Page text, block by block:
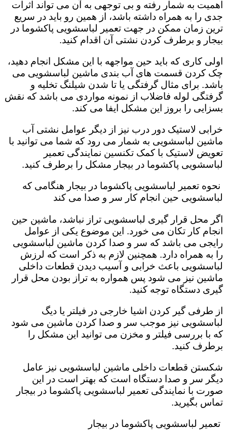
اهمیت به شمار رفته و بی توجهی به آن می تواند اثرات
جدی را به همراه داشته باشد، از همین رو باید در سریع
ترین زمان ممکن در جهت تعمیر لباسشویی پاکشوما در
بیجار و برطرف کردن نشتی آن اقدام کنید.
اولی کاری که باید حین مواجهه با این مشکل انجام دهید،
چک کردن قسمت های آب بندی ماشین لباسشویی می
باشد. برای مثال گرفتگی یا تا شدن شیلنگ تخلیه و
گرفتگی لوله فاضلاب از نمونه مواردی می باشد که نقش
بسزایی را بروز این مشکل ایفا می کند‌‌.
خرابی لاستیک دور درب نیز از دیگر عوامل نشتی آب
ماشین لباسشویی به شمار می رود که شما می توانید با
تعویض لاستیک با کمک تکنسین نمایندگی تعمیر
لباسشویی پاکشوما در بیجار مشکل را برطرف کنید.
نحوه تعمیر لباسشویی پاکشوما در بیجار هنگامی که
لباسشویی حین انجام کار سر و صدا می کند
اگر محل قرار گیری لباسشویی تراز نباشد، ماشین حین
انجام کار تکان می خورد‌. این موضوع یکی از عوامل
رایجی می باشد که سر و صدا کردن ماشین لباسشویی
را به همراه دارد. همچنین لازم به ذکر است که لرزش
لباسشویی باعث خرابی و آسیب دیدن قطعات داخلی
ماشین نیز می شود پس همواره به تراز بودن محل قرار
گیری دستگاه توجه کنید.
از طرفی گیر کردن اشیا خارجی در فیلتر یا دیگ
لباسشویی نیز موجب سر و صدا کردن ماشین می شود
که با بررسی فیلتر و مخزن می توانید این مشکل را
برطرف کنید.
شکستن قطعات داخلی ماشین لباسشویی نیز عامل
دیگر سر و صدا دستگاه است که بهتر است در این
صورت با نمایندگی تعمیر لباسشویی پاکشوما در بیجار
تماس بگیرید.
تعمیر لباسشویی پاکشوما در بیجار